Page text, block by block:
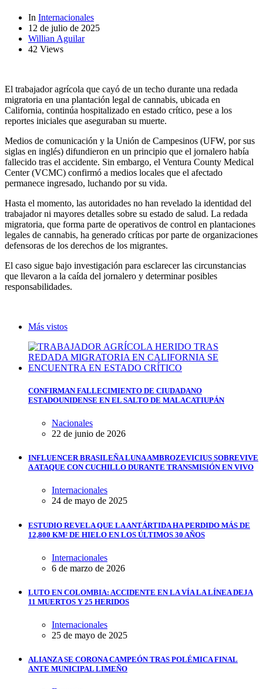
In Internacionales
12 de julio de 2025
Willian Aguilar
42 Views
El trabajador agrícola que cayó de un techo durante una redada
migratoria en una plantación legal de cannabis, ubicada en
California, continúa hospitalizado en estado crítico, pese a los
reportes iniciales que aseguraban su muerte.
Medios de comunicación y la Unión de Campesinos (UFW, por sus
siglas en inglés) difundieron en un principio que el jornalero había
fallecido tras el accidente. Sin embargo, el Ventura County Medical
Center (VCMC) confirmó a medios locales que el afectado
permanece ingresado, luchando por su vida.
Hasta el momento, las autoridades no han revelado la identidad del
trabajador ni mayores detalles sobre su estado de salud. La redada
migratoria, que forma parte de operativos de control en plantaciones
legales de cannabis, ha generado críticas por parte de organizaciones
defensoras de los derechos de los migrantes.
El caso sigue bajo investigación para esclarecer las circunstancias
que llevaron a la caída del jornalero y determinar posibles
responsabilidades.
Más vistos
CONFIRMAN FALLECIMIENTO DE CIUDADANO
ESTADOUNIDENSE EN EL SALTO DE MALACATIUPÁN
Nacionales
22 de junio de 2026
INFLUENCER BRASILEÑA LUNA AMBROZEVICIUS SOBREVIVE
A ATAQUE CON CUCHILLO DURANTE TRANSMISIÓN EN VIVO
Internacionales
24 de mayo de 2025
ESTUDIO REVELA QUE LA ANTÁRTIDA HA PERDIDO MÁS DE
12,800 KM² DE HIELO EN LOS ÚLTIMOS 30 AÑOS
Internacionales
6 de marzo de 2026
LUTO EN COLOMBIA: ACCIDENTE EN LA VÍA LA LÍNEA DEJA
11 MUERTOS Y 25 HERIDOS
Internacionales
25 de mayo de 2025
ALIANZA SE CORONA CAMPEÓN TRAS POLÉMICA FINAL
ANTE MUNICIPAL LIMEÑO